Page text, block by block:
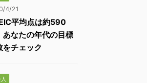
4/21
平均点は約590
あなたの年代の目標
をチェック